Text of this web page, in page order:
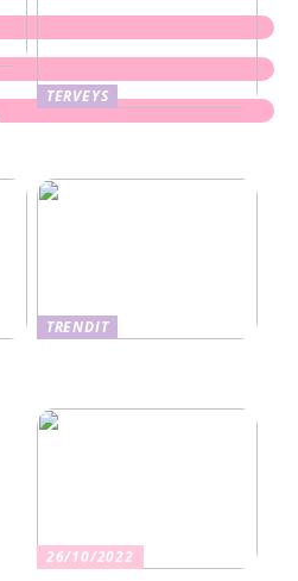
TERVEYS
TRENDIT
26/10/2022